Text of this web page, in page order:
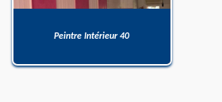
Peintre Intérieur 40